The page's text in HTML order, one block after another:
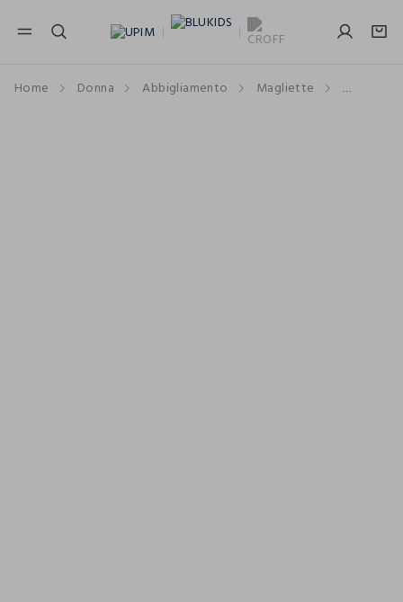
NAVIGATION.ARIA.GOTOMAINCONTENT
Home Donna Abbigliamento Magliette Maniche